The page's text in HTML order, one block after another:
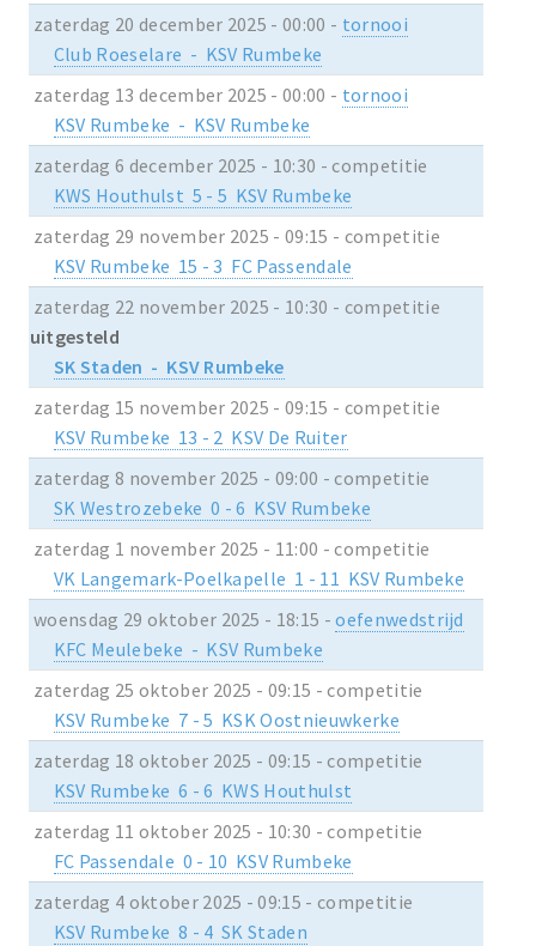
zaterdag 20 december 2025 - 00:00 - tornooi
Club Roeselare - KSV Rumbeke
zaterdag 13 december 2025 - 00:00 - tornooi
KSV Rumbeke - KSV Rumbeke
zaterdag 6 december 2025 - 10:30 - competitie
KWS Houthulst 5 - 5 KSV Rumbeke
zaterdag 29 november 2025 - 09:15 - competitie
KSV Rumbeke 15 - 3 FC Passendale
zaterdag 22 november 2025 - 10:30 - competitie
uitgesteld
SK Staden - KSV Rumbeke
zaterdag 15 november 2025 - 09:15 - competitie
KSV Rumbeke 13 - 2 KSV De Ruiter
zaterdag 8 november 2025 - 09:00 - competitie
SK Westrozebeke 0 - 6 KSV Rumbeke
zaterdag 1 november 2025 - 11:00 - competitie
VK Langemark-Poelkapelle 1 - 11 KSV Rumbeke
woensdag 29 oktober 2025 - 18:15 -oefenwedstrijd
KFC Meulebeke - KSV Rumbeke
zaterdag 25 oktober 2025 - 09:15 - competitie
KSV Rumbeke 7 - 5 KSK Oostnieuwkerke
zaterdag 18 oktober 2025 - 09:15 - competitie
KSV Rumbeke 6 - 6 KWS Houthulst
zaterdag 11 oktober 2025 - 10:30 - competitie
FC Passendale 0 - 10 KSV Rumbeke
zaterdag 4 oktober 2025 - 09:15 - competitie
KSV Rumbeke 8 - 4 SK Staden